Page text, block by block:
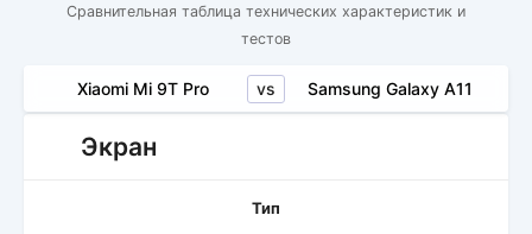
Сравнительная таблица технических характеристик и
тестов
Xiaomi Mi 9T Pro vs Samsung Galaxy A11
Экран
Тип